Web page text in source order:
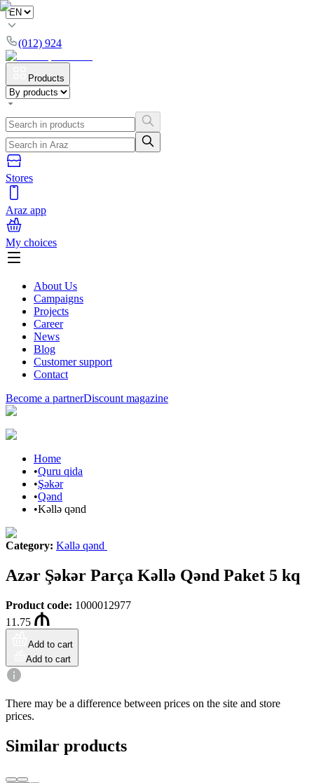
(012) 924
Products
Stores
Araz app
My choices
About Us
Campaigns
Projects
Career
News
Blog
Customer support
Contact
Become a partnerDiscount magazine
Home
•Quru qida
•Şəkər
•Qənd
•Kəllə qənd
Category: Kəllə qənd
Azər Şəkər Parça Kəllə Qənd Paket 5 kq
Product code: 1000012977
11.75
Add to cart
Add to cart
There may be a difference between prices on the site and store
prices.
Similar products